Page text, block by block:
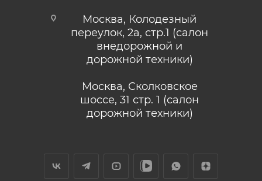
Москва, Колодезный
переулок, 2а, стр.1 (салон
внедорожной и
дорожной техники)
Москва, Сколковское
шоссе, 31 стр. 1 (салон
дорожной техники)